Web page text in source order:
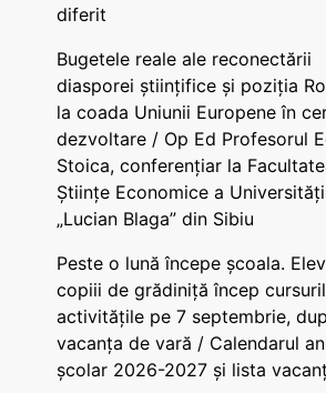
diferit
Bugetele reale ale reconectării
diasporei științifice și poziția
la coada Uniunii Europene în
dezvoltare / Op Ed Profesorul
Stoica, conferențiar la
Științe Economice a
„Lucian Blaga” din Sibiu
Peste o lună începe școala.
copiii de grădiniță încep
activitățile pe 7 septembrie,
vacanța de vară / Calendarul
școlar 2026-2027 și lista